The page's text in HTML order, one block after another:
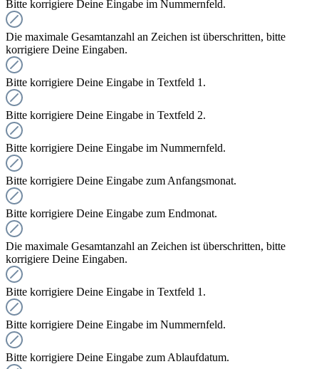
Bitte korrigiere Deine Eingabe im Nummernfeld.
Die maximale Gesamtanzahl an Zeichen ist überschritten, bitte
korrigiere Deine Eingaben.
Bitte korrigiere Deine Eingabe in Textfeld 1.
Bitte korrigiere Deine Eingabe in Textfeld 2.
Bitte korrigiere Deine Eingabe im Nummernfeld.
Bitte korrigiere Deine Eingabe zum Anfangsmonat.
Bitte korrigiere Deine Eingabe zum Endmonat.
Die maximale Gesamtanzahl an Zeichen ist überschritten, bitte
korrigiere Deine Eingaben.
Bitte korrigiere Deine Eingabe in Textfeld 1.
Bitte korrigiere Deine Eingabe im Nummernfeld.
Bitte korrigiere Deine Eingabe zum Ablaufdatum.